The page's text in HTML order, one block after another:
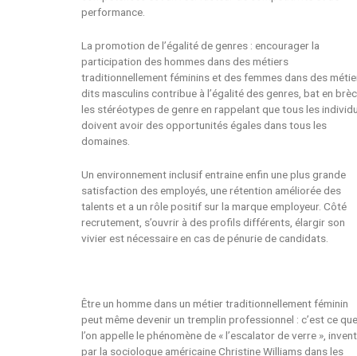
performance.
La promotion de l’égalité de genres : encourager la
participation des hommes dans des métiers
traditionnellement féminins et des femmes dans des
dits masculins contribue à l’égalité des genres, bat en
les stéréotypes de genre en rappelant que tous les
doivent avoir des opportunités égales dans tous les
domaines.
Un environnement inclusif entraine enfin une plus grande
satisfaction des employés, une rétention améliorée des
talents et a un rôle positif sur la marque employeur. Côté
recrutement, s’ouvrir à des profils différents, élargir son
vivier est nécessaire en cas de pénurie de candidats.
Être un homme dans un métier traditionnellement féminin
peut même devenir un tremplin professionnel : c’est ce
l’on appelle le phénomène de « l’escalator de verre »,
par la sociologue américaine Christine Williams dans les